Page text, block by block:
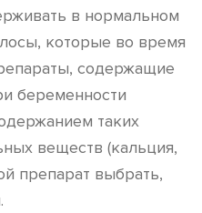
в нормальном
которые во время
содержащие
беременности
таких
веществ (кальция,
препарат выбрать,